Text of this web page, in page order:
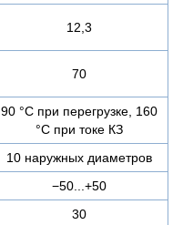
12,3
70
90 °C при перегрузке, 160
°C при токе КЗ
10 наружных диаметров
−50...+50
30